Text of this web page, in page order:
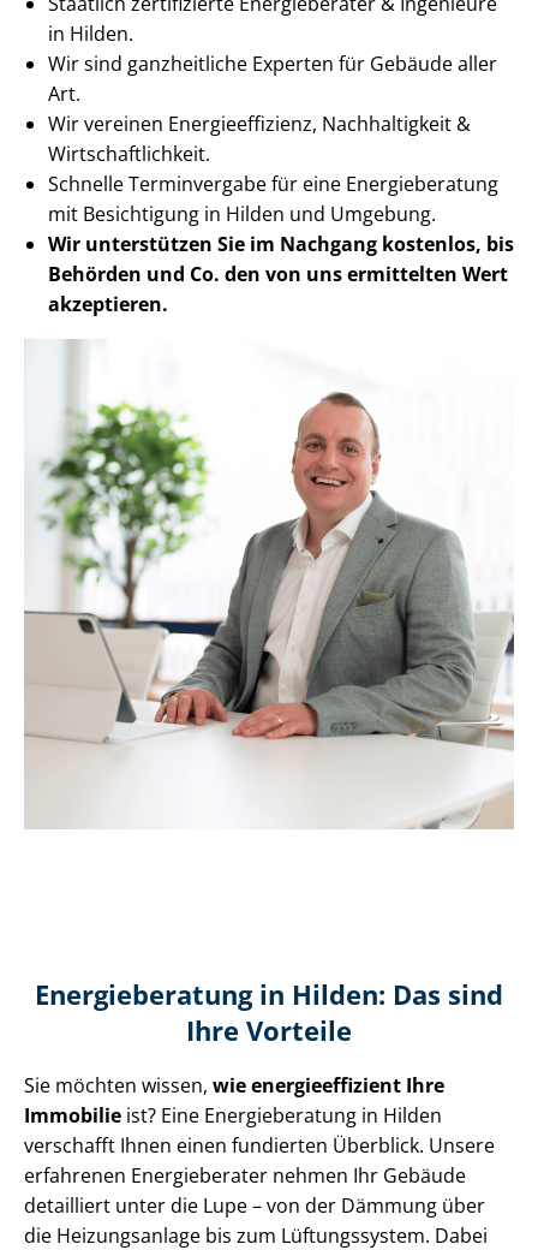
in Hilden.
Wir sind ganzheitliche Experten für Gebäude aller
Art.
Wir vereinen En­er­gie­ef­fi­zi­enz, Nachhaltigkeit &
Wirt­schaft­lich­keit.
Schnelle Terminvergabe für eine Energieberatung
mit Besichtigung in Hilden und Umgebung.
Wir unterstützen Sie im Nachgang kostenlos, bis
Behörden und Co. den von uns ermittelten Wert
akzeptieren.
Energieberatung in Hilden: Das sind
Ihre Vorteile
Sie möchten wissen, wie en­er­gie­ef­fi­zi­ent Ihre
Immobilie ist? Eine Energieberatung in Hilden
verschafft Ihnen einen fundierten Überblick. Unsere
erfahrenen Energieberater nehmen Ihr Gebäude
detailliert unter die Lupe – von der Dämmung über
die Heizungsanlage bis zum Lüftungssystem. Dabei